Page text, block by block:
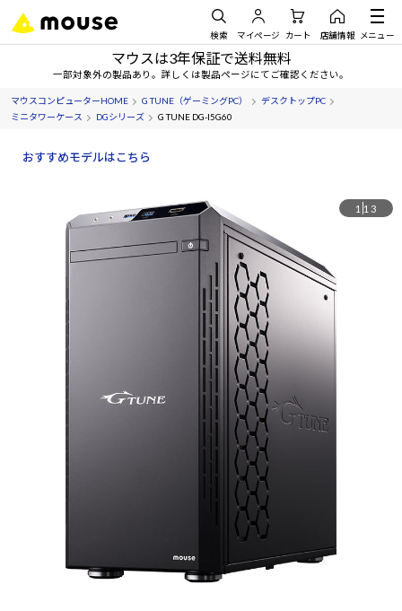
検索 マイページ カート 店舗情報 メニュー
マウスは3年保証で送料無料
一部対象外の製品あり。詳しくは製品ページにてご確認ください。
マウスコンピューターHOME G TUNE（ゲーミングPC）
デスクトップPC
ミニタワーケース
DGシリーズ G TUNE DG-I5G60
おすすめモデルはこちら
1 13